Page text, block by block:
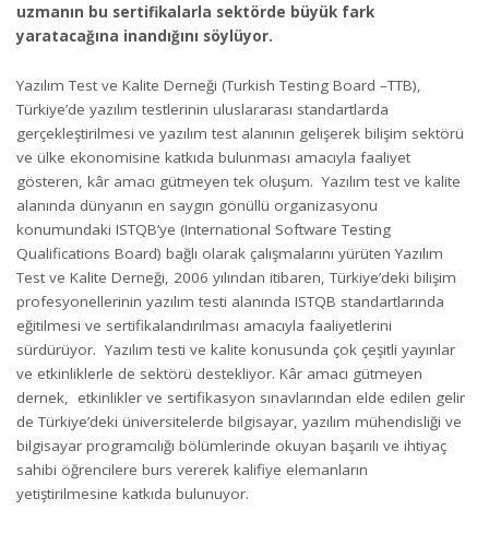
uzmanın bu sertifikalarla sektörde büyük fark
yaratacağına inandığını söylüyor.
Yazılım Test ve Kalite Derneği (Turkish Testing Board –TTB),
Türkiye’de yazılım testlerinin uluslararası standartlarda
gerçekleştirilmesi ve yazılım test alanının gelişerek bilişim sektörü
ve ülke ekonomisine katkıda bulunması amacıyla faaliyet
gösteren, kâr amacı gütmeyen tek oluşum. Yazılım test ve kalite
alanında dünyanın en saygın gönüllü organizasyonu
konumundaki ISTQB’ye (International Software Testing
Qualifications Board) bağlı olarak çalışmalarını yürüten Yazılım
Test ve Kalite Derneği, 2006 yılından itibaren, Türkiye’deki bilişim
profesyonellerinin yazılım testi alanında ISTQB standartlarında
eğitilmesi ve sertifikalandırılması amacıyla faaliyetlerini
sürdürüyor. Yazılım testi ve kalite konusunda çok çeşitli yayınlar
ve etkinliklerle de sektörü destekliyor. Kâr amacı gütmeyen
dernek, etkinlikler ve sertifikasyon sınavlarından elde edilen gelir
de Türkiye’deki üniversitelerde bilgisayar, yazılım mühendisliği ve
bilgisayar programcılığı bölümlerinde okuyan başarılı ve ihtiyaç
sahibi öğrencilere burs vererek kalifiye elemanların
yetiştirilmesine katkıda bulunuyor.